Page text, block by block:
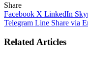
Share
Facebook X LinkedIn
Telegram Line Share via
Related Articles